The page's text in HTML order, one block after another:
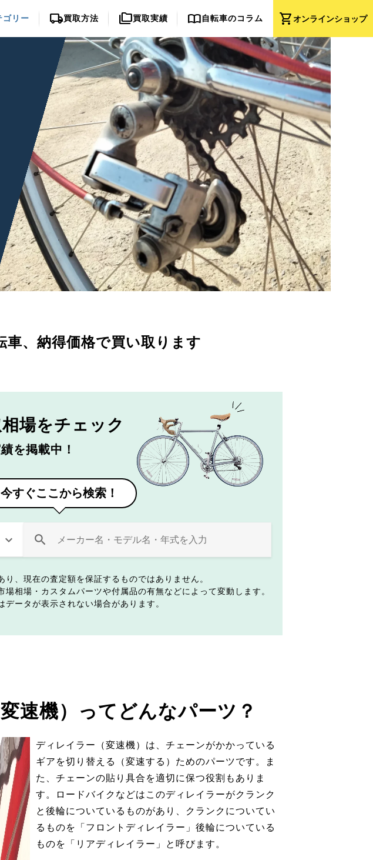
shopping_cartオンラインショップ
ゴリー local_shipping買取方法 folder_copy買取実績 import_contacts自転車のコラム
、 納得価格で買い取ります
場をチェック
を掲載中！
今すぐここから検索！
、現在の査定額を保証するものではありません。
相場・カスタムパーツや付属品の有無などによって変動します。
ータが表示されない場合があります。
速機）ってどんなパーツ？
ディレイラー（変速機）は、チェーンがかかっている
ギアを切り替える（変速する）ためのパーツです。ま
た、チェーンの貼り具合を適切に保つ役割もありま
す。ロードバイクなどはこのディレイラーがクランク
と後輪についているものがあり、クランクについてい
るものを「フロントディレイラー」後輪についている
ものを「リアディレイラー」と呼びます。